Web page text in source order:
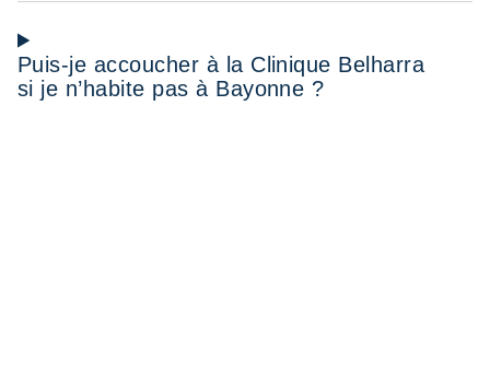
Puis-je accoucher à la Clinique Belharra
si je n’habite pas à Bayonne ?